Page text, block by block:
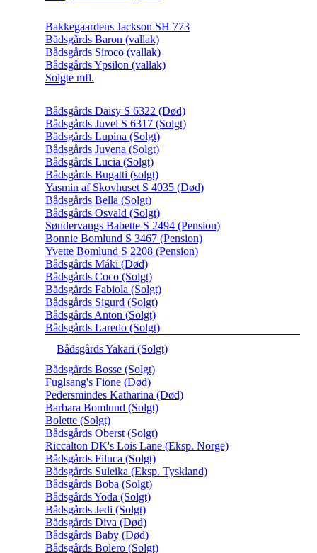
Bakkegaardens Jackson SH 773
Bådsgårds Baron (vallak)
Bådsgårds Siroco (vallak)
Bådsgårds Ypsilon (vallak)
Solgte mfl.
Bådsgårds Daisy S 6322 (Død)
Bådsgårds Juvel S 6317 (Solgt)
Bådsgårds Lupina (Solgt)
Bådsgårds Juvena (Solgt)
Bådsgårds Lucia (Solgt)
Bådsgårds Bugatti (solgt)
Yasmin af Skovhuset S 4035 (Død)
Bådsgårds Bella (Solgt)
Bådsgårds Osvald (Solgt)
Søndervangs Babette S 2494 (Pension)
Bonnie Bomlund S 3467 (Pension)
Yvette Bomlund S 2208 (Pension)
Bådsgårds Máki (Død)
Bådsgårds Coco (Solgt)
Bådsgårds Fabiola (Solgt)
Bådsgårds Sigurd (Solgt)
Bådsgårds Anton (Solgt)
Bådsgårds Laredo (Solgt)
Bådsgårds Yakari (Solgt)
Bådsgårds Bosse (Solgt)
Fuglsang's Fione (Død)
Pedersmindes Katharina (Død)
Barbara Bomlund (Solgt)
Bolette (Solgt)
Bådsgårds Oberst (Solgt)
Riccalton DK's Lois Lane (Eksp. Norge)
Bådsgårds Filuca (Solgt)
Bådsgårds Suleika (Eksp. Tyskland)
Bådsgårds Boba (Solgt)
Bådsgårds Yoda (Solgt)
Bådsgårds Jedi (Solgt)
Bådsgårds Diva (Død)
Bådsgårds Baby (Død)
Bådsgårds Bolero (Solgt)